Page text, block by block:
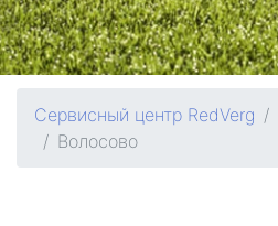
Сервисный центр RedVerg
Волосово